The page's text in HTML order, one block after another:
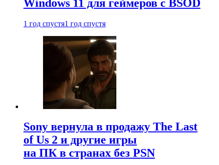
Windows 11 для геймеров с BSOD
1 год спустя1 год спустя
Sony вернула в продажу The Last
of Us 2 и другие игры
на ПК в странах без PSN